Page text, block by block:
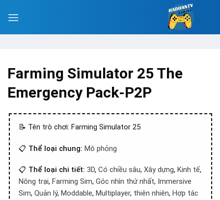
Farming Simulator 25 The
Emergency Pack-P2P
📝 Tên trò chơi: Farming Simulator 25
📋 Thể loại chung: Mô phỏng
📋 Thể loại chi tiết: 3D, Có chiều sâu, Xây dựng, Kinh tế,
Nông trại, Farming Sim, Góc nhìn thứ nhất, Immersive
Sim, Quản lý, Moddable, Multiplayer, thiên nhiên, Hợp tác